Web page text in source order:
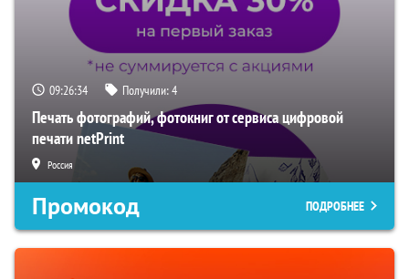
09:26:33 Получили:4
Печать фотографий, фотокниг от сервиса цифровой
печати netPrint
Россия
Промокод ПОДРОБНЕЕ